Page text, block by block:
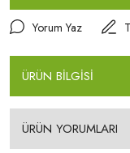
Yorum Yaz
ÜRÜN BİLGİSİ
ÜRÜN YORUMLARI